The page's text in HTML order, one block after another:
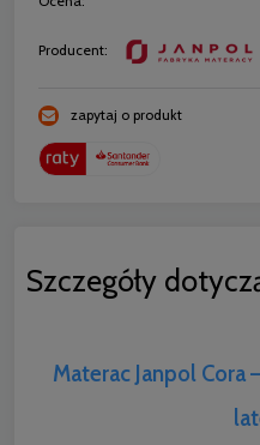
Producent:
zapytaj o produkt
Szczegóły
Materac Janpol Cora